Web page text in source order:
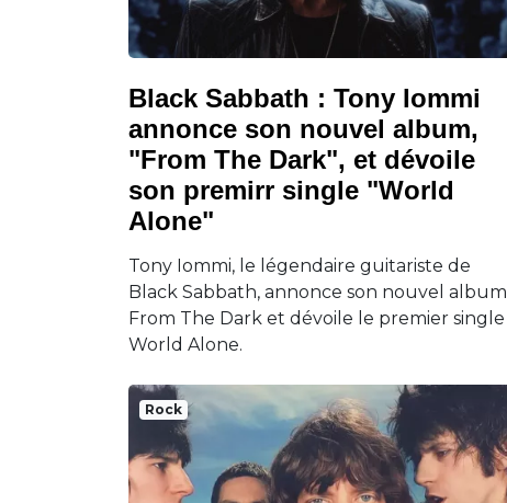
Black Sabbath : Tony Iommi
annonce son nouvel album,
"From The Dark", et dévoile
son premirr single "World
Alone"
Tony Iommi, le légendaire guitariste de
Black Sabbath, annonce son nouvel album
From The Dark et dévoile le premier single
World Alone.
Rock